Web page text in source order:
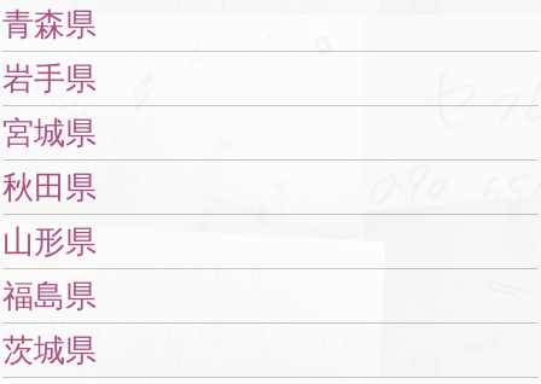
青森県
岩手県
宮城県
秋田県
山形県
福島県
茨城県